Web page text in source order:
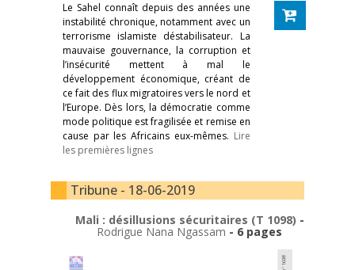
Le Sahel connaît depuis des années une
instabilité chronique, notamment avec un
terrorisme islamiste déstabilisateur. La
mauvaise gouvernance, la corruption et
l’insécurité mettent à mal le
développement économique, créant de
ce fait des flux migratoires vers le nord et
l’Europe. Dès lors, la démocratie comme
mode politique est fragilisée et remise en
cause par les Africains eux-mêmes. Lire
les premières lignes
Tribune - 18-06-2019
Mali : désillusions sécuritaires (T 1098) -
Rodrigue Nana Ngassam - 6 pages